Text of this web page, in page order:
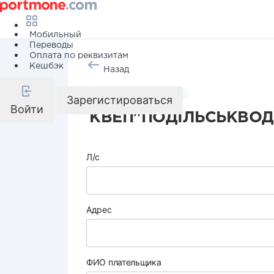
Мобильный
Переводы
Оплата по реквизитам
Кешбэк
Войти
Зарегистироваться
Назад
Л/с
Адрес
ФИО плательщика